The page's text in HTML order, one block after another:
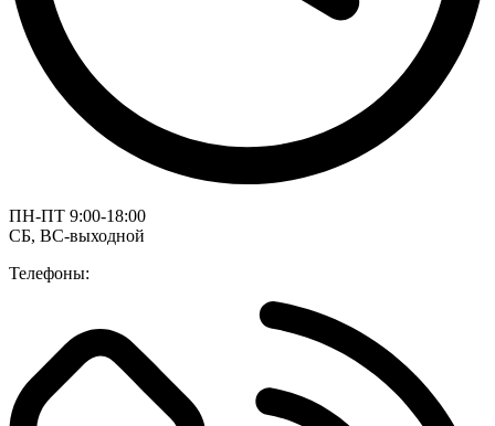
ПН-ПТ 9:00-18:00
СБ, ВС-выходной
Телефоны: